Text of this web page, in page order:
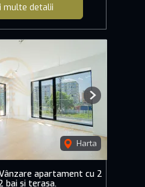
multe detalii
Harta
Next
apartament cu 2
bai si terasa.